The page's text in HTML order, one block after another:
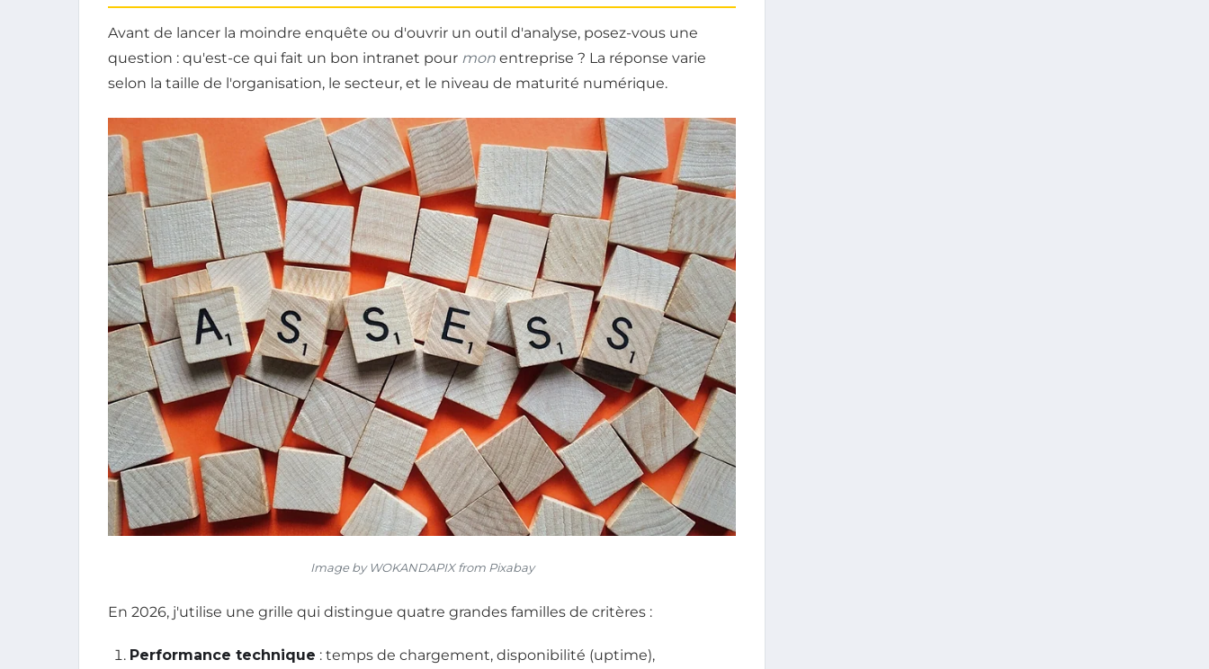
Avant de lancer la moindre enquête ou d'ouvrir un outil d'analyse, posez-vous une
question : qu'est-ce qui fait un bon intranet pour mon entreprise ? La réponse varie
selon la taille de l'organisation, le secteur, et le niveau de maturité numérique.
Image by WOKANDAPIX from Pixabay
En 2026, j'utilise une grille qui distingue quatre grandes familles de critères :
Performance technique : temps de chargement, disponibilité (uptime),